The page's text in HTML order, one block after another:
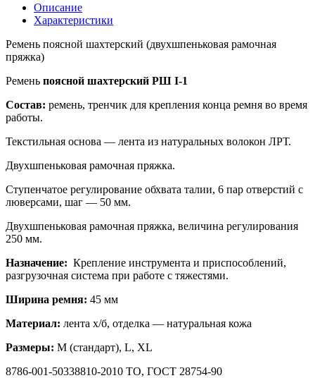
Описание
Характеристики
Ремень поясной шахтерский (двухшпеньковая рамочная
пряжка)
Ремень поясной шахтерский РШ I-1
Состав: ремень, тренчик для крепления конца ремня во время
работы.
Текстильная основа — лента из натуральных волокон ЛРТ.
Двухшпеньковая рамочная пряжка.
Ступенчатое регулирование обхвата талии, 6 пар отверстий с
люверсами, шаг — 50 мм.
Двухшпеньковая рамочная пряжка, величина регулирования
250 мм.
Назначение: Крепление инструмента и приспособлений,
разгрузочная система при работе с тяжестями.
Ширина ремня: 45 мм
Материал: лента х/б, отделка — натуральная кожа
Размеры: M (стандарт), L, XL
8786-001-50338810-2010 ТО, ГОСТ 28754-90